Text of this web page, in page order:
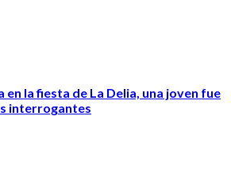
en la fiesta de La Delia, una joven fue
interrogantes